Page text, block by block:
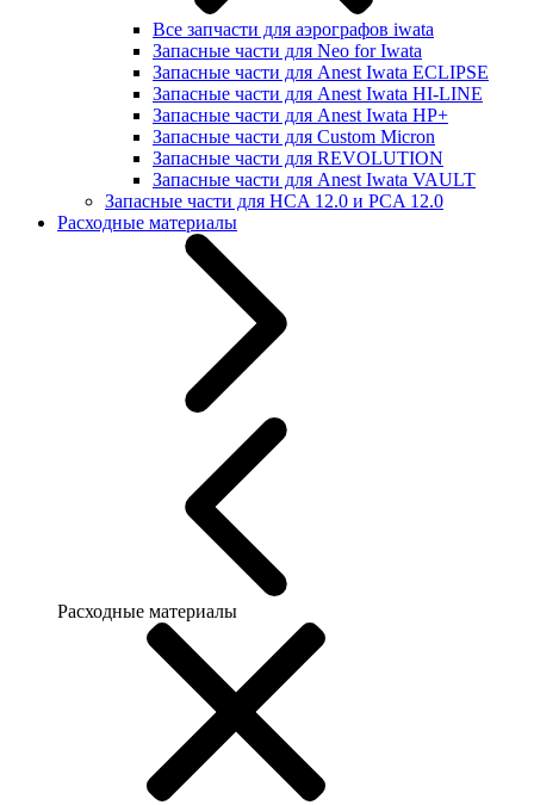
Все запчасти для аэрографов iwata
Запасные части для Neo for Iwata
Запасные части для Anest Iwata ECLIPSE
Запасные части для Anest Iwata HI-LINE
Запасные части для Anest Iwata HP+
Запасные части для Custom Micron
Запасные части для REVOLUTION
Запасные части для Anest Iwata VAULT
Запасные части для HCA 12.0 и PCA 12.0
Расходные материалы
Расходные материалы